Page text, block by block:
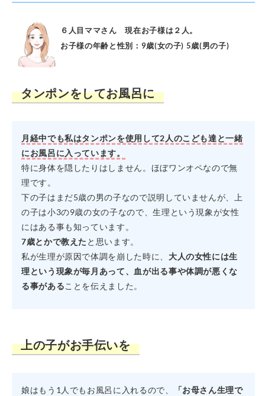
６人目ママさん 現在お子様は２人。
お子様の年齢と性別：9歳(女の子) 5歳(男の子)
タンポンをしてお風呂に
月経中でも私はタンポンを使用して2人のこども達と一緒
にお風呂に入っています。
特に身体を隠したりはしません。ほぼワンオペなので無
理です。
下の子はまだ5歳の男の子なので説明していませんが、上
の子は小3の9歳の女の子なので、生理という現象が女性
にはある事も知っています。
7歳とかで教えた と思います。
私が生理が原因で体調を崩した時に、 大人の女性には生
理という現象が毎月あって、血が出る事や体調が悪くな
る事があることを伝えました。
上の子がお手伝いを
娘はもう1人でもお風呂に入れるので、
「お母さん生理で